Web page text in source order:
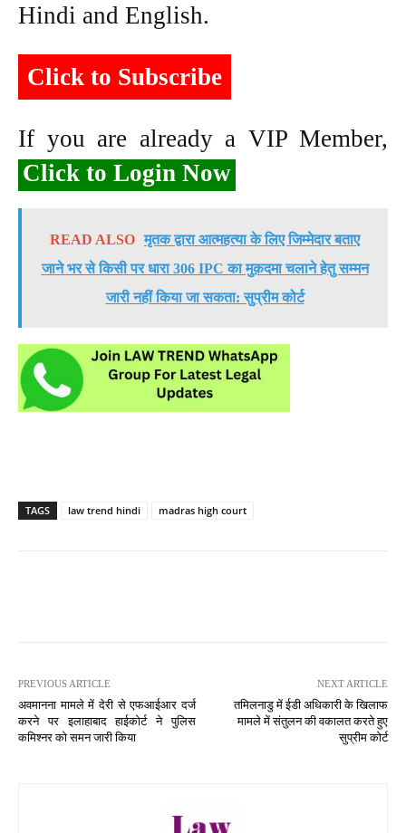
Hindi and English.
Click to Subscribe
If you are already a VIP Member,
Click to Login Now
READ ALSO मृतक द्वारा आत्महत्या के लिए जिम्मेदार बताए
जाने भर से किसी पर धारा 306 IPC का मुक़दमा चलाने हेतु सम्मन
जारी नहीं किया जा सकता: सुप्रीम कोर्ट
TAGS law trend hindi madras high court
PREVIOUS ARTICLE
अवमानना ​​मामले में देरी से एफआईआर दर्ज
करने पर इलाहाबाद हाईकोर्ट ने पुलिस
कमिश्नर को समन जारी किया
NEXT ARTICLE
तमिलनाडु में ईडी अधिकारी के खिलाफ
मामले में संतुलन की वकालत करते हुए
सुप्रीम कोर्ट